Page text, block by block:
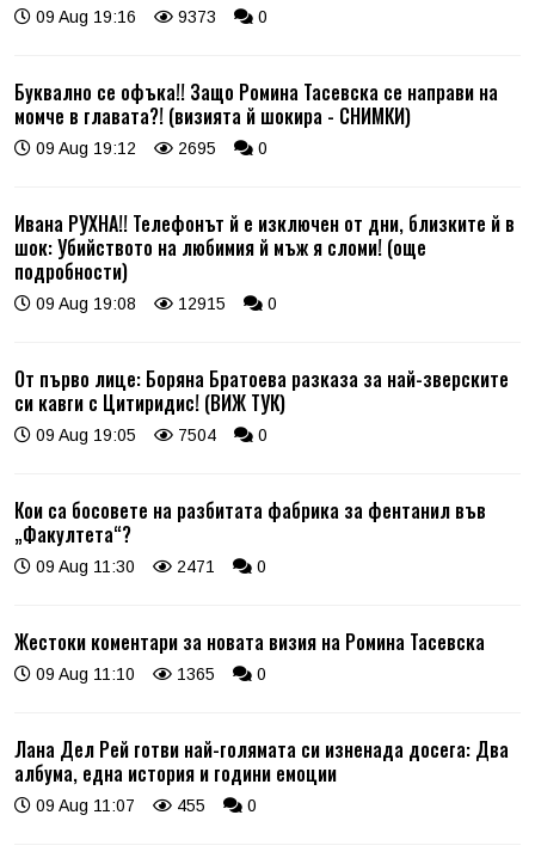
09 Aug 19:16 9373 0
Буквално се офъка!! Защо Ромина Тасевска се направи на
момче в главата?! (визията й шокира - СНИМКИ)
09 Aug 19:12 2695 0
Ивана РУХНА!! Телефонът й е изключен от дни, близките й в
шок: Убийството на любимия й мъж я сломи! (още
подробности)
09 Aug 19:08 12915 0
От първо лице: Боряна Братоева разказа за най-зверските
си кавги с Цитиридис! (ВИЖ ТУК)
09 Aug 19:05 7504 0
Кои са босовете на разбитата фабрика за фентанил във
„Факултета“?
09 Aug 11:30 2471 0
Жестоки коментари за новата визия на Ромина Тасевска
09 Aug 11:10 1365 0
Лана Дел Рей готви най-голямата си изненада досега: Два
албума, една история и години емоции
09 Aug 11:07 455 0